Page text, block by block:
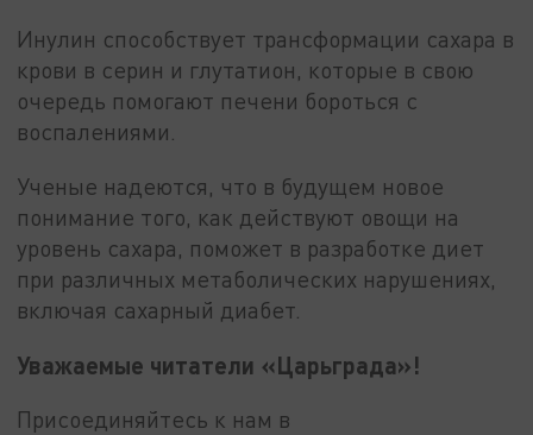
Инулин способствует трансформации сахара в
крови в серин и глутатион, которые в свою
очередь помогают печени бороться с
воспалениями.
Ученые надеются, что в будущем новое
понимание того, как действуют овощи на
уровень сахара, поможет в разработке диет
при различных метаболических нарушениях,
включая сахарный диабет.
Уважаемые читатели «Царьграда»!
Присоединяйтесь к нам в